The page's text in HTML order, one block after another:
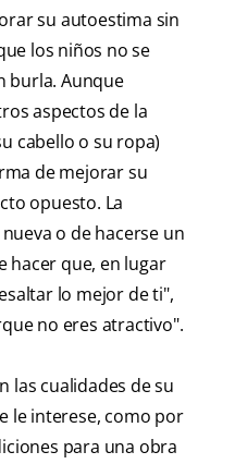
su autoestima sin
los niños no se
burla. Aunque
aspectos de la
cabello o su ropa)
de mejorar su
opuesto. La
o de hacerse un
hacer que, en lugar
lo mejor de ti",
no eres atractivo".
las cualidades de su
le interese, como por
para una obra